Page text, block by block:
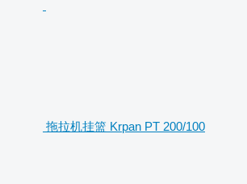
拖拉机挂篮 Krpan PT 200/100